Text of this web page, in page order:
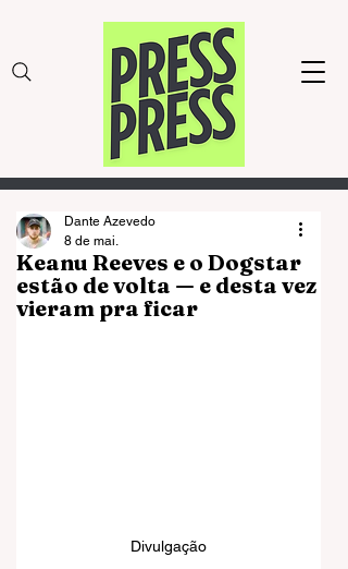
Keanu Reeves e o Dogstar
estão de volta — e desta vez
vieram pra ficar
Dante Azevedo
8 de mai.
Divulgação